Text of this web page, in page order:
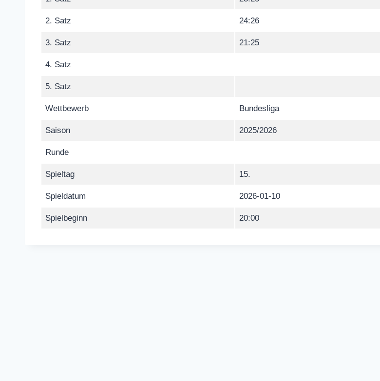
2. Satz 24:26
3. Satz 21:25
4. Satz
5. Satz
Wettbewerb Bundesliga
Saison 2025/2026
Runde
Spieltag 15.
Spieldatum 2026-01-10
Spielbeginn 20:00